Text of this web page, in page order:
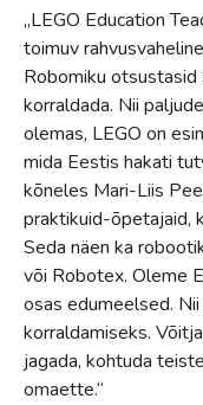
„LEGO Education
toimuv
Robomiku
korraldada. Nii
olemas, LEGO on
mida Eestis hakati
kõneles Mari-Liis
praktikuid-õpetajaid,
Seda näen ka
või Robotex. Oleme
osas edumeelsed.
korraldamiseks.
jagada, kohtuda
omaette.“